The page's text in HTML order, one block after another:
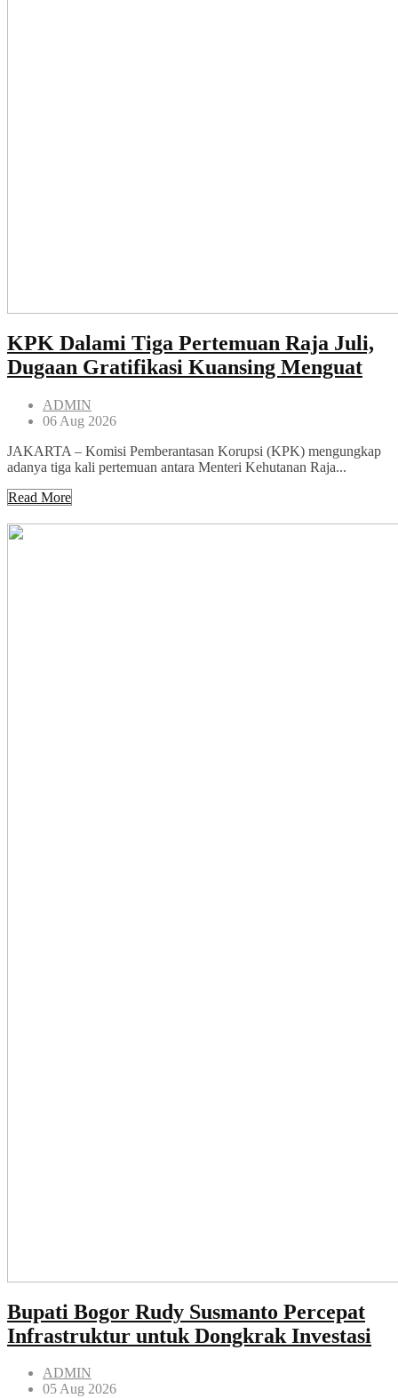
KPK Dalami Tiga Pertemuan Raja Juli,
Dugaan Gratifikasi Kuansing Menguat
ADMIN
06 Aug 2026
JAKARTA – Komisi Pemberantasan Korupsi (KPK) mengungkap
adanya tiga kali pertemuan antara Menteri Kehutanan Raja...
Read More
Bupati Bogor Rudy Susmanto Percepat
Infrastruktur untuk Dongkrak Investasi
ADMIN
05 Aug 2026